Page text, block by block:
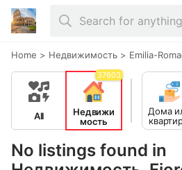
Home > Недвижимость > Emilia-
No listings found in
All
Недвижи
мость
37603
Дома
на